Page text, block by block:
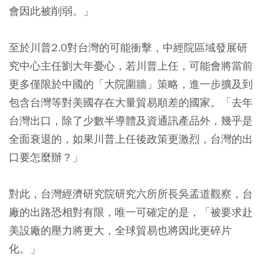
會因此被削弱。」
至於川普2.0對台灣的可能衝擊，中經院區域發展研
究中心主任劉大年憂心，若川普上任，可能會將當前
更多僅限於中國的「大院圍牆」策略，進一步擴及到
包含台灣等對美國存在大量貿易順差的國家。「去年
台灣出口，除了少數半導體及資通訊產品外，幾乎是
全面衰退的，如果川普上任後政策更激烈，台灣的出
口要怎麼辦？」
對此，台灣經濟研究院研究六所所長吳孟道觀察，台
廠的出路恐相對有限，唯一可確定的是，「被要求赴
美設廠的壓力將更大，全球貿易也將因此更碎片
化。」